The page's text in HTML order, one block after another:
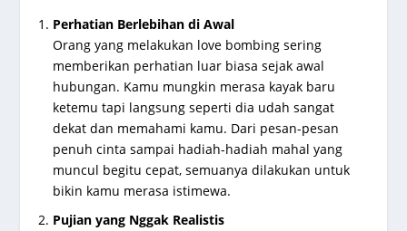
Perhatian Berlebihan di Awal
Orang yang melakukan love bombing sering
memberikan perhatian luar biasa sejak awal
hubungan. Kamu mungkin merasa kayak baru
ketemu tapi langsung seperti dia udah sangat
dekat dan memahami kamu. Dari pesan-pesan
penuh cinta sampai hadiah-hadiah mahal yang
muncul begitu cepat, semuanya dilakukan untuk
bikin kamu merasa istimewa.
Pujian yang Nggak Realistis